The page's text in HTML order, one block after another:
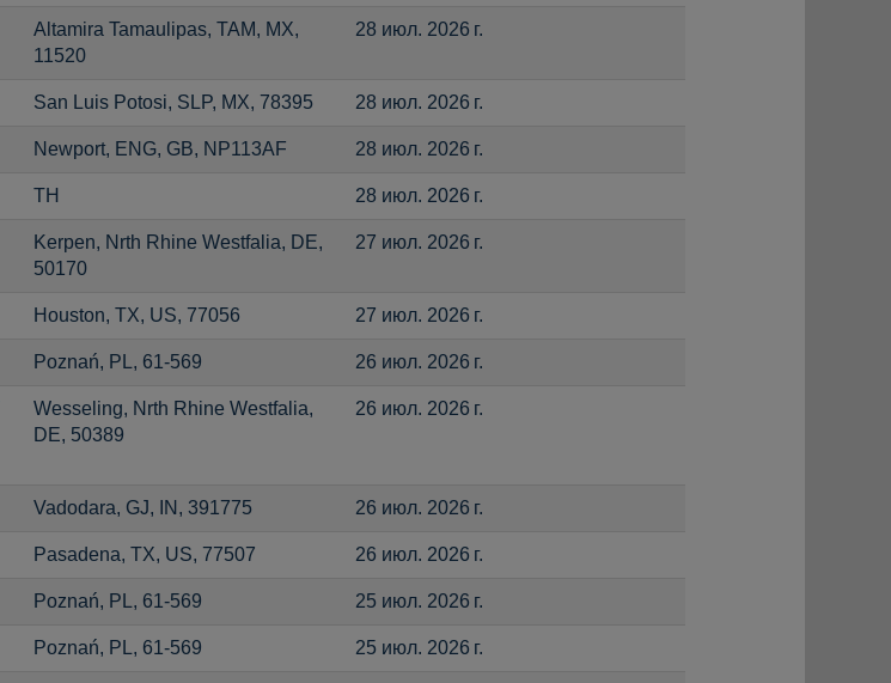
Altamira Tamaulipas, TAM, MX,
11520
28 июл. 2026 г.
San Luis Potosi, SLP, MX, 78395 28 июл. 2026 г.
Newport, ENG, GB, NP113AF 28 июл. 2026 г.
TH 28 июл. 2026 г.
Kerpen, Nrth Rhine Westfalia, DE,
50170
27 июл. 2026 г.
Houston, TX, US, 77056 27 июл. 2026 г.
Poznań, PL, 61-569 26 июл. 2026 г.
Wesseling, Nrth Rhine Westfalia,
DE, 50389
26 июл. 2026 г.
Vadodara, GJ, IN, 391775 26 июл. 2026 г.
Pasadena, TX, US, 77507 26 июл. 2026 г.
Poznań, PL, 61-569 25 июл. 2026 г.
Poznań, PL, 61-569 25 июл. 2026 г.